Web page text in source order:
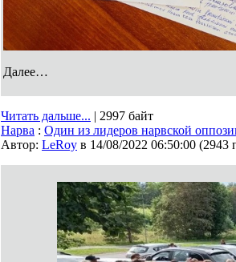
Далее…
Читать дальше... | 2997 байт
Нарва : Один из лидеров нарвской
Автор: LeRoy в 14/08/2022 06:50:00 (2943